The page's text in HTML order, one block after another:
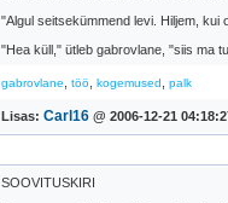
"Algul seitsekümmend levi. Hiljem, kui
"Hea küll," ütleb gabrovlane, "siis ma
gabrovlane töö kogemused palk
Lisas: Carl16 @ 2006-12-21
SOOVITUSKIRI